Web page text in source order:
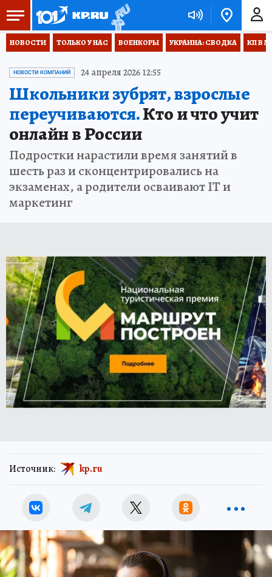
НОВОСТИ ТОЛЬКО У НАС ВОЕНКОРЫ УКРАИНА: СВОДКА КП В
НОВОСТИ КОМПАНИЙ 24 апреля 2026 12:55
Школьники зубрят, взрослые
переучиваются.Кто и что учит
онлайн в России
Подростки нарастили время занятий в
шесть раз и сконцентрировались на
экзаменах, а родители осваивают IT и
маркетинг
Источник: kp.ru